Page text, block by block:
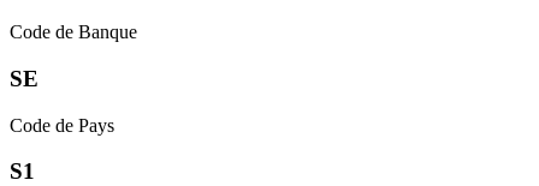
Code de Banque
SE
Code de Pays
S1